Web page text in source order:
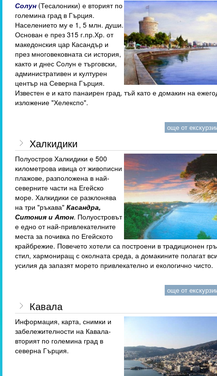
Солун (Тесалоники) е вторият по
големина град в Гърция.
Населението му е 1, 5 млн. души.
Основан е през 315 г.пр.Хр. от
македонския цар Касандър и
през многовековната си история,
както и днес Солун е търговски,
административен и културен
център на Северна Гърция.
Известен е и като панаирен град, тъй като е домакин на
изложение "Хелекспо".
още от
Халкидики
Полуостров Халкидики е 500
километрова ивица от живописни
плажове, разположена в най-
северните части на Егейско
море. Халкидики се разклонява
на три "ръкава"Касандра,
Ситония и Атон. Полуостровът
е едно от най-привлекателните
места за почивка по Егейското
крайбрежие. Повечето хотели са построени в традиционен
стил, хармониращ с околната среда, а домакините полагат
усилия да запазят морето привлекателно и екологично чисто.
още от
Кавала
Информация, карта, снимки и
забележителности на Кавала-
вторият по големина град в
северна Гърция.